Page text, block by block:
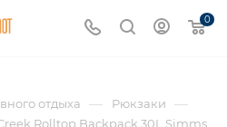
0
отдыха — Рюкзаки —
Rolltop Backpack 30L Simms